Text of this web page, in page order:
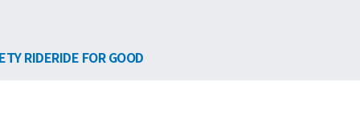
RIDERIDE FOR GOOD